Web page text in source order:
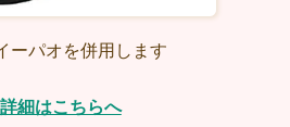
ーパオを併用します
詳細はこちらへ